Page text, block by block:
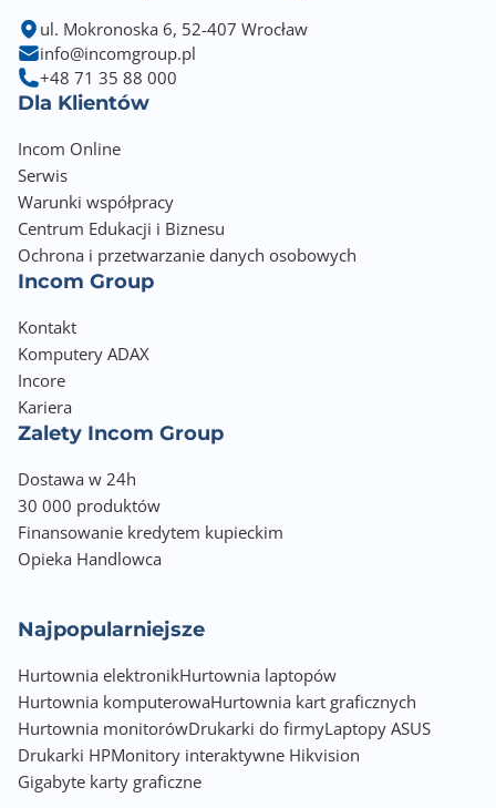
ul. Mokronoska 6, 52-407 Wrocław
info@incomgroup.pl
+48 71 35 88 000
Dla Klientów
Incom Online
Serwis
Warunki współpracy
Centrum Edukacji i Biznesu
Ochrona i przetwarzanie danych osobowych
Incom Group
Kontakt
Komputery ADAX
Incore
Kariera
Zalety Incom Group
Dostawa w 24h
30 000 produktów
Finansowanie kredytem kupieckim
Opieka Handlowca
Najpopularniejsze
Hurtownia elektronikHurtownia laptopów
Hurtownia komputerowaHurtownia kart graficznych
Hurtownia monitorówDrukarki do firmyLaptopy ASUS
Drukarki HPMonitory interaktywne Hikvision
Gigabyte karty graficzne